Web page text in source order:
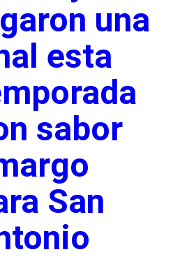
una
esta
sabor
San